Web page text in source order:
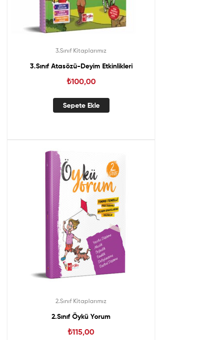
3.Sınıf Kitaplarımız
3.Sınıf Atasözü-Deyim Etkinlikleri
₺100,00
Sepete Ekle
2.Sınıf Kitaplarımız
2.Sınıf Öykü Yorum
₺115,00